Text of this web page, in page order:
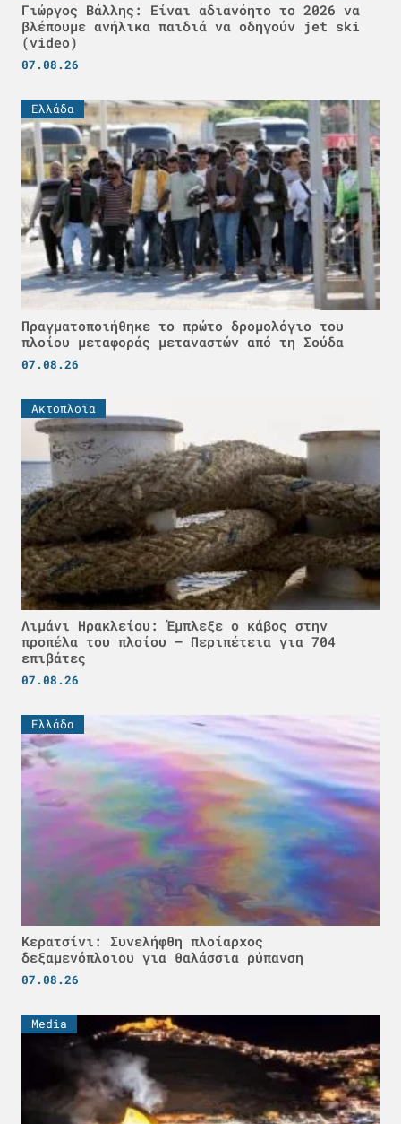
Γιώργος Βάλλης: Είναι αδιανόητο το 2026 να
βλέπουμε ανήλικα παιδιά να οδηγούν jet ski
(video)
07.08.26
Ελλάδα
Πραγματοποιήθηκε το πρώτο δρομολόγιο του
πλοίου μεταφοράς μεταναστών από τη Σούδα
07.08.26
Ακτοπλοϊα
Λιμάνι Ηρακλείου: Έμπλεξε ο κάβος στην
προπέλα του πλοίου – Περιπέτεια για 704
επιβάτες
07.08.26
Ελλάδα
Κερατσίνι: Συνελήφθη πλοίαρχος
δεξαμενόπλοιου για θαλάσσια ρύπανση
07.08.26
Media